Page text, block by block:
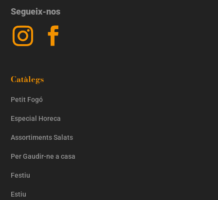
Segueix-nos
Catàlegs
Petit Fogó
Especial Horeca
Assortiments Salats
Per Gaudir-ne a casa
Festiu
Estiu